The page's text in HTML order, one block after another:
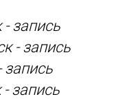
запись
- запись
запись
запись